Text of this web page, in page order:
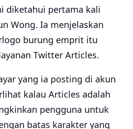
diketahui pertama kali
Wong. Ia menjelaskan
burung emprit itu
Twitter Articles.
yang ia posting di akun
kalau Articles adalah
pengguna untuk
batas karakter yang